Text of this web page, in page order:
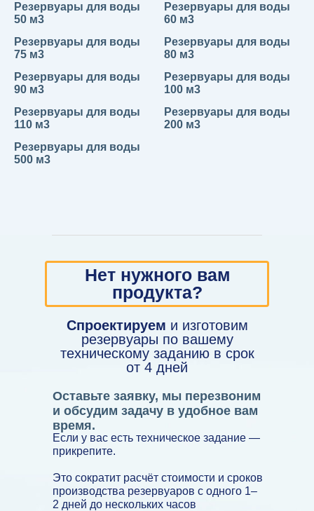
Резервуары для воды
50 м3
Резервуары для воды
60 м3
Резервуары для воды
75 м3
Резервуары для воды
80 м3
Резервуары для воды
90 м3
Резервуары для воды
100 м3
Резервуары для воды
110 м3
Резервуары для воды
200 м3
Резервуары для воды
500 м3
Нет нужного вам
продукта?
Спроектируем и изготовим
резервуары по вашему
техническому заданию в срок
от 4 дней
Оставьте заявку, мы перезвоним
и обсудим задачу в удобное вам
время.
Если у вас есть техническое задание —
прикрепите.
Это сократит расчёт стоимости и сроков
производства резервуаров с одного 1–
2 дней до нескольких часов